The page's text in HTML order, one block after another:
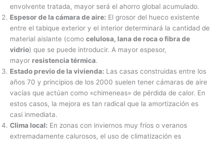
envolvente tratada, mayor será el ahorro global acumulado.
Espesor de la cámara de aire: El grosor del hueco existente
entre el tabique exterior y el interior determinará la cantidad de
material aislante (como celulosa, lana de roca o fibra de
vidrio) que se puede introducir. A mayor espesor,
mayor resistencia térmica.
Estado previo de la vivienda: Las casas construidas entre los
años 70 y principios de los 2000 suelen tener cámaras de aire
vacías que actúan como «chimeneas» de pérdida de calor. En
estos casos, la mejora es tan radical que la amortización es
casi inmediata.
Clima local: En zonas con inviernos muy fríos o veranos
extremadamente calurosos, el uso de climatización es